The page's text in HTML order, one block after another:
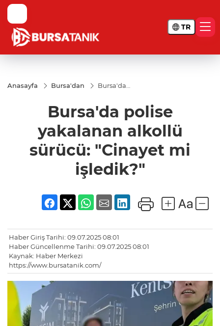
TR
Anasayfa Bursa'dan
Bursa'da
alkollü
sürücü:
mi
Bursa'da polise
yakalanan alkollü
sürücü: "Cinayet mi
işledik?"
Haber Giriş Tarihi: 09.07.2025 08:01
Haber Güncellenme Tarihi: 09.07.2025 08:01
Kaynak: Haber Merkezi
https://www.bursatanik.com/